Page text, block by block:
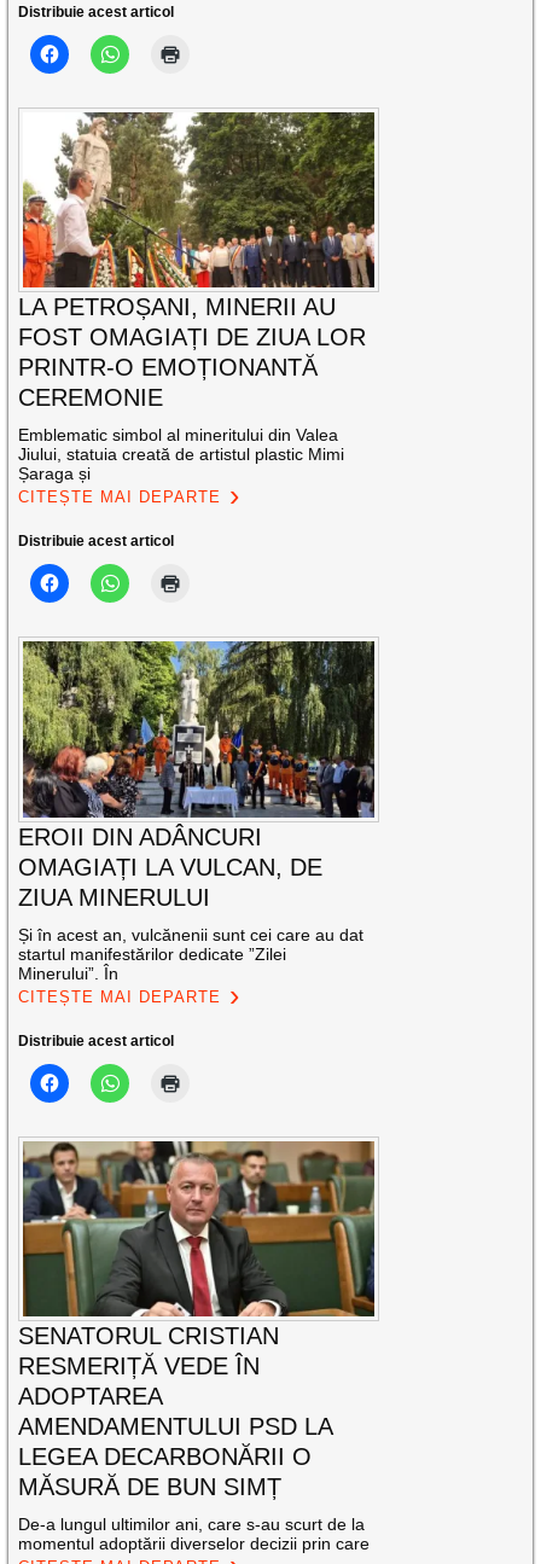
Distribuie acest articol
LA PETROȘANI, MINERII AU
FOST OMAGIAȚI DE ZIUA LOR
PRINTR-O EMOȚIONANTĂ
CEREMONIE
Emblematic simbol al mineritului din Valea
Jiului, statuia creată de artistul plastic Mimi
Șaraga și
CITEȘTE MAI DEPARTE
Distribuie acest articol
EROII DIN ADÂNCURI
OMAGIAȚI LA VULCAN, DE
ZIUA MINERULUI
Și în acest an, vulcănenii sunt cei care au dat
startul manifestărilor dedicate ”Zilei
Minerului”. În
CITEȘTE MAI DEPARTE
Distribuie acest articol
SENATORUL CRISTIAN
RESMERIȚĂ VEDE ÎN
ADOPTAREA
AMENDAMENTULUI PSD LA
LEGEA DECARBONĂRII O
MĂSURĂ DE BUN SIMȚ
De-a lungul ultimilor ani, care s-au scurt de la
momentul adoptării diverselor decizii prin care